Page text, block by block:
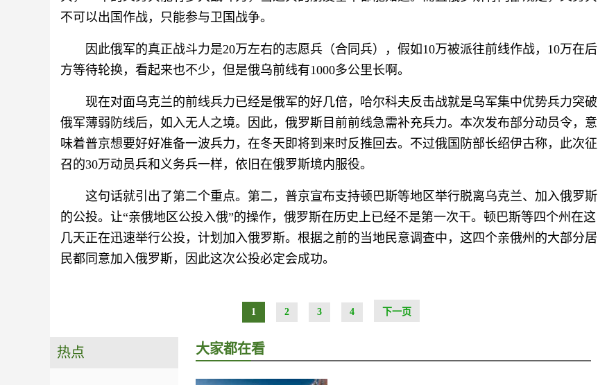
不可以出国作战，只能参与卫国战争。
因此俄军的真正战斗力是20万左右的志愿兵（合同兵），假如10万被派往前线作战，10万在后
方等待轮换，看起来也不少，但是俄乌前线有1000多公里长啊。
现在对面乌克兰的前线兵力已经是俄军的好几倍，哈尔科夫反击战就是乌军集中优势兵力突破
俄军薄弱防线后，如入无人之境。因此，俄罗斯目前前线急需补充兵力。本次发布部分动员令，意
味着普京想要好好准备一波兵力，在冬天即将到来时反推回去。不过俄国防部长绍伊古称，此次征
召的30万动员兵和义务兵一样，依旧在俄罗斯境内服役。
这句话就引出了第二个重点。第二，普京宣布支持顿巴斯等地区举行脱离乌克兰、加入俄罗斯
的公投。让“亲俄地区公投入俄”的操作，俄罗斯在历史上已经不是第一次干。顿巴斯等四个州在这
几天正在迅速举行公投，计划加入俄罗斯。根据之前的当地民意调查中，这四个亲俄州的大部分居
民都同意加入俄罗斯，因此这次公投必定会成功。
1 2 3 4 下一页
热点 大家都在看